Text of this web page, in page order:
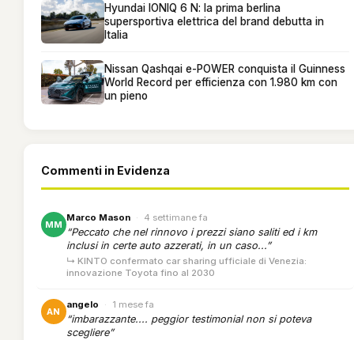
Hyundai IONIQ 6 N: la prima berlina
supersportiva elettrica del brand debutta in
Italia
Nissan Qashqai e-POWER conquista il Guinness
World Record per efficienza con 1.980 km con
un pieno
Commenti in Evidenza
MM
Marco Mason · 4 settimane fa
“Peccato che nel rinnovo i prezzi siano saliti ed i km
inclusi in certe auto azzerati, in un caso...”
↳ KINTO confermato car sharing ufficiale di Venezia:
innovazione Toyota fino al 2030
AN
angelo · 1 mese fa
“imbarazzante.... peggior testimonial non si poteva
scegliere”